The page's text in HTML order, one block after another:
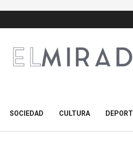
SOCIEDAD CULTURA